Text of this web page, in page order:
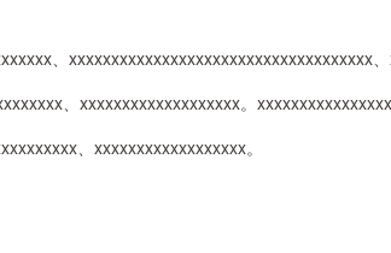
、xxxxxxxxxxxxxxxxxxxxxxxxxxxxxxxxxxxx、
、xxxxxxxxxxxxxxxxxxx。
、xxxxxxxxxxxxxxxxxx。